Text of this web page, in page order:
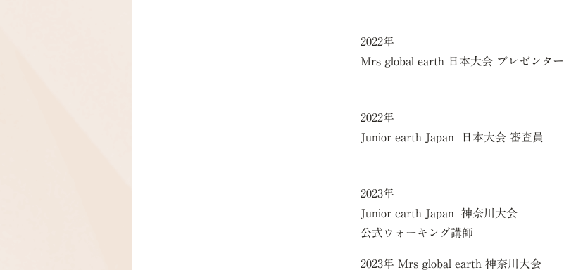
2022年
Mrs global earth 日本大会 プレゼンター
2022年
Junior earth Japan 日本大会 審査員
2023年
Junior earth Japan 神奈川大会
公式ウォーキング講師
2023年 Mrs global earth 神奈川大会